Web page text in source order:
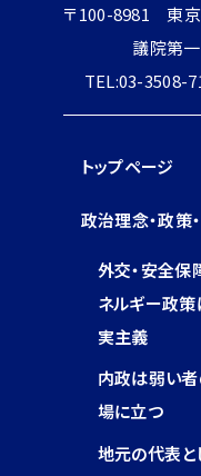
〒100-8981 東
議院第
TEL:03-3508-
トップページ
政治理念・政策
外交・安全保
ネルギー政
実主義
内政は弱い
場に立つ
地元の代表と